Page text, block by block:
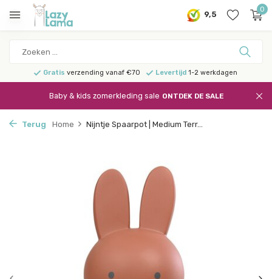
9,5
0
Gratis verzending vanaf €70 Levertijd1-2 werkdagen
Baby & kids zomerkleding sale ONTDEK DE SALE
Terug Home Nijntje Spaarpot | Medium Terr...